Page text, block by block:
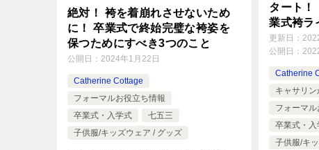
絶対！ 袴を着崩れさせないため
に！ 卒業式で終始完璧な袴姿を
保つためにすべき3つのこと
公開日： 2024年1月22日
Catherine Cottage
フォーマルお役立ち情報
卒業式・入学式
七五三
子供服/キッズウェア / グッズ
タート
業式袴ラ
更新日：
公開日：
Catherine
キャサリ
フォーマ
卒業式・入
子供服/キ